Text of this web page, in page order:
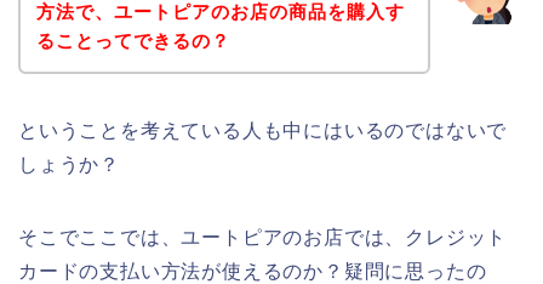
方法で、ユートピアのお店の商品を購入す
ることってできるの？
ということを考えている人も中にはいるのではないで
しょうか？
そこでここでは、ユートピアのお店では、クレジット
カードの支払い方法が使えるのか？疑問に思ったの